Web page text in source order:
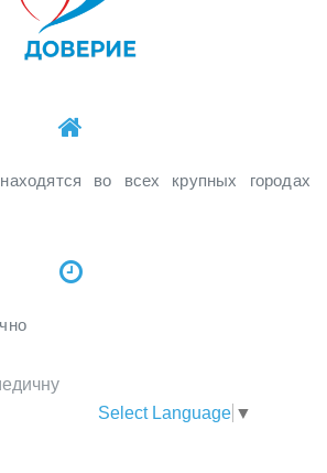
во всех крупных городах
Select Language ▼